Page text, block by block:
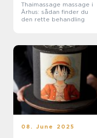
Thaimassage massage i
Århus: sådan finder du
den rette behandling
08. June 2025